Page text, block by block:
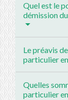
Quel est le
démission
Le préavis
particulier
Quelles
particulier